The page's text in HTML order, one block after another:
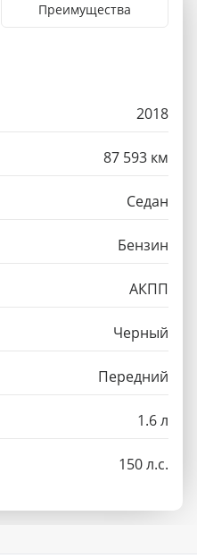
Преимущества
2018
87 593 км
Седан
Бензин
АКПП
Черный
Передний
1.6 л
150 л.с.